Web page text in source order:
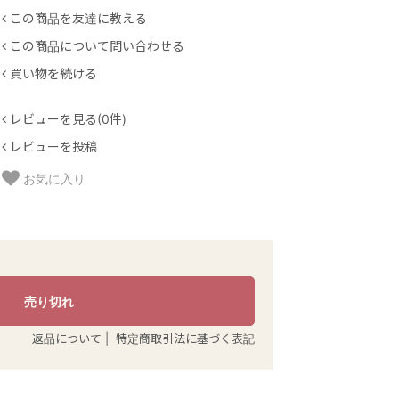
この商品を友達に教える
この商品について問い合わせる
買い物を続ける
レビューを見る(0件)
レビューを投稿
お気に入り
返品について 特定商取引法に基づく表記